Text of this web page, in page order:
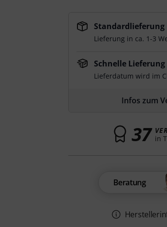
Standardlieferung
Lieferung in ca. 1-3
Schnelle Lieferung
Lieferdatum wird im
Infos zum
37 in
Beratung